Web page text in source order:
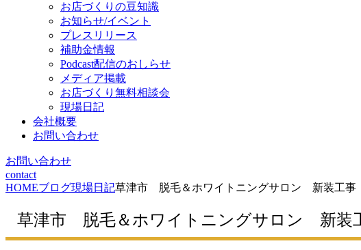
お店づくりの豆知識
お知らせ/イベント
プレスリリース
補助金情報
Podcast配信のおしらせ
メディア掲載
お店づくり無料相談会
現場日記
会社概要
お問い合わせ
お問い合わせ
contact
HOMEブログ現場日記草津市 脱毛＆ホワイトニングサロン 新装工事
草津市 脱毛＆ホワイトニングサロン 新装